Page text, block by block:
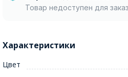
Товар недоступен для
Характеристики
Цвет